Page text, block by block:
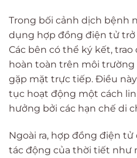
Trong bối cảnh dịch bệnh
dụng hợp đồng điện tử
Các bên có thể ký kết,
hoàn toàn trên môi
gặp mặt trực tiếp. Điều
tục hoạt động một cách
hưởng bởi các hạn chế di
Ngoài ra, hợp đồng điện
tác động của thời tiết như